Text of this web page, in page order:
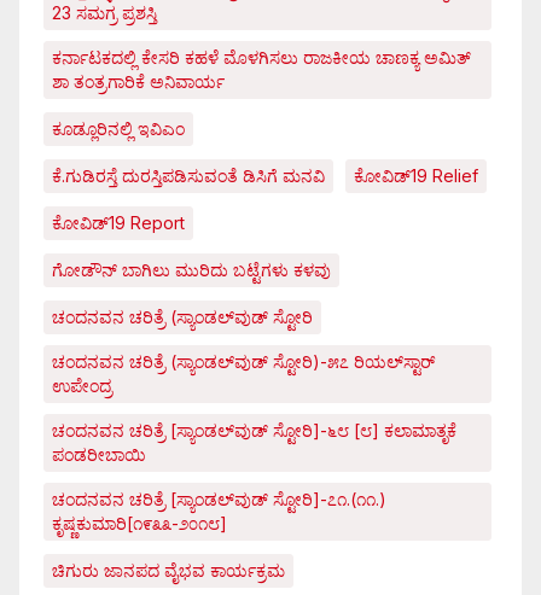
23 ಸಮಗ್ರ ಪ್ರಶಸ್ತಿ
ಕರ್ನಾಟಕದಲ್ಲಿ ಕೇಸರಿ ಕಹಳೆ ಮೊಳಗಿಸಲು ರಾಜಕೀಯ ಚಾಣಕ್ಯ ಅಮಿತ್
ಶಾ ತಂತ್ರಗಾರಿಕೆ ಅನಿವಾರ್ಯ
ಕೂಡ್ಲೂರಿನಲ್ಲಿ ಇವಿಎಂ
ಕೆ.ಗುಡಿರಸ್ತೆ ದುರಸ್ತಿಪಡಿಸುವಂತೆ ಡಿಸಿಗೆ ಮನವಿ ಕೋವಿಡ್‌19 Relief
ಕೋವಿಡ್‌19 Report
ಗೋಡೌನ್ ಬಾಗಿಲು ಮುರಿದು ಬಟ್ಟೆಗಳು ಕಳವು
ಚಂದನವನ ಚರಿತ್ರೆ (ಸ್ಯಾಂಡಲ್‌ವುಡ್ ಸ್ಟೋರಿ
ಚಂದನವನ ಚರಿತ್ರೆ (ಸ್ಯಾಂಡಲ್‌ವುಡ್ ಸ್ಟೋರಿ)-೫೭ ರಿಯಲ್‌ಸ್ಟಾರ್
ಉಪೇಂದ್ರ
ಚಂದನವನ ಚರಿತ್ರೆ [ಸ್ಯಾಂಡಲ್‌ವುಡ್ ಸ್ಟೋರಿ]-೬೮ [೮] ಕಲಾಮಾತೃಕೆ
ಪಂಡರೀಬಾಯಿ
ಚಂದನವನ ಚರಿತ್ರೆ [ಸ್ಯಾಂಡಲ್‌ವುಡ್ ಸ್ಟೋರಿ]-೭೧.(೧೧.)
ಕೃಷ್ಣಕುಮಾರಿ[೧೯೩೩-೨೦೧೮]
ಚಿಗುರು ಜಾನಪದ ವೈಭವ ಕಾರ್ಯಕ್ರಮ